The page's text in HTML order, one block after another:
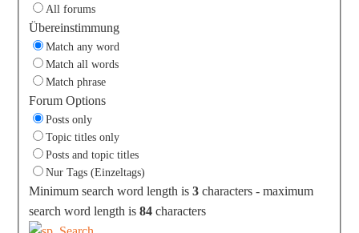
All forums
Übereinstimmung
Match any word
Match all words
Match phrase
Forum Options
Posts only
Topic titles only
Posts and topic titles
Nur Tags (Einzeltags)
Minimum search word length is 3 characters - maximum
search word length is 84 characters